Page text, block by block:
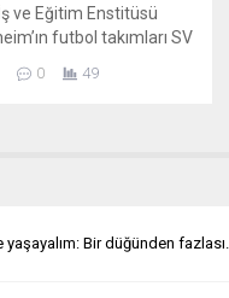
ve Eğitim Enstitüsü
futbol takımları SV
gol at” sloganı altında
0 49
Bir düğünden fazlası…